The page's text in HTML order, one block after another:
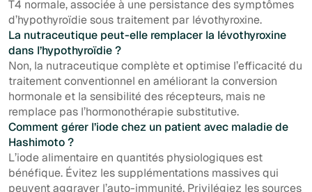
T4 normale, associée à une persistance des symptômes
d’hypothyroïdie sous traitement par lévothyroxine.
La nutraceutique peut-elle remplacer la lévothyroxine
dans l’hypothyroïdie ?
Non, la nutraceutique complète et optimise l’efficacité du
traitement conventionnel en améliorant la conversion
hormonale et la sensibilité des récepteurs, mais ne
remplace pas l’hormonothérapie substitutive.
Comment gérer l’iode chez un patient avec maladie de
Hashimoto ?
L’iode alimentaire en quantités physiologiques est
bénéfique. Évitez les supplémentations massives qui
peuvent aggraver l’auto-immunité. Privilégiez les sources